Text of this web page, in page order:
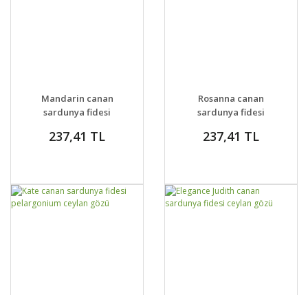
DETAYLAR
VER
Mandarin canan
sardunya fidesi
gözü
237,41 TL
DETAYLAR
VER
Rosanna canan
sardunya fidesi
gözü
237,41 TL